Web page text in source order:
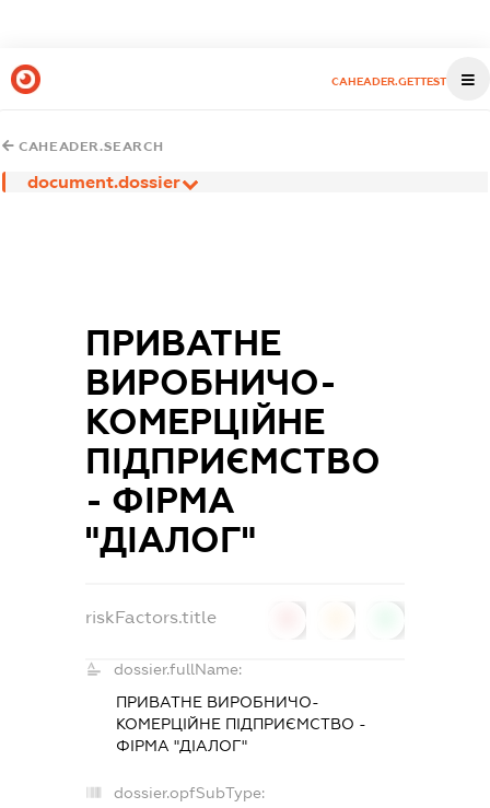
CAHEADER.GETTEST
CAHEADER.SEARCH
document.dossier
ПРИВАТНЕ
ВИРОБНИЧО-
КОМЕРЦІЙНЕ
ПІДПРИЄМСТВО
- ФІРМА
"ДІАЛОГ"
riskFactors.title
dossier.fullName:
ПРИВАТНЕ ВИРОБНИЧО-
КОМЕРЦІЙНЕ ПІДПРИЄМСТВО -
ФІРМА "ДІАЛОГ"
dossier.opfSubType: